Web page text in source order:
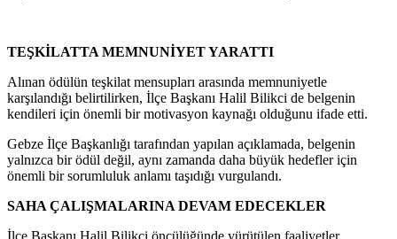
TEŞKİLATTA MEMNUNİYET YARATTI
Alınan ödülün teşkilat mensupları arasında memnuniyetle
karşılandığı belirtilirken, İlçe Başkanı Halil Bilikci de belgenin
kendileri için önemli bir motivasyon kaynağı olduğunu ifade etti.
Gebze İlçe Başkanlığı tarafından yapılan açıklamada, belgenin
yalnızca bir ödül değil, aynı zamanda daha büyük hedefler için
önemli bir sorumluluk anlamı taşıdığı vurgulandı.
SAHA ÇALIŞMALARINA DEVAM EDECEKLER
İlçe Başkanı Halil Bilikci öncülüğünde yürütülen faaliyetler